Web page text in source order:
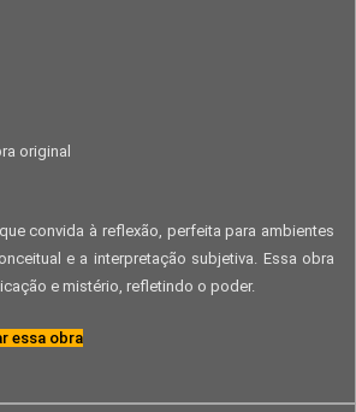
original
convida à reflexão, perfeita para ambientes
e a interpretação subjetiva. Essa obra
e mistério, refletindo o poder.
essa obra